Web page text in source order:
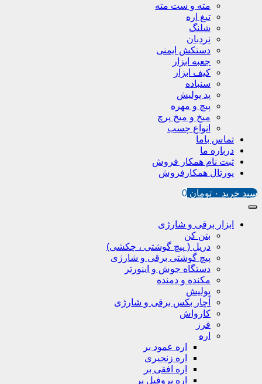
مته و ست مته
تیغ اره
شلنگ
نردبان
دستکش ایمنی
جعبه ابزار
کیف ابزار
سنباده
پد پولیش
پیچ و مهره
میخ و میخ پرچ
انواع چسب
تماس باما
درباره ما
ثبت نام همکار فروش
پورتال همکارفروش
سبد خرید ۰ تومان 0
ابزار برقی و شارژی
بتن کن
دریل ( پیچ گوشتی ، چکشی)
پیچ گوشتی برقی و شارژی
دستگاه جوش و اینورتر
مکنده و دمنده
پولیش
آچار بکس برقی و شارژی
کارواش
فرز
اره
اره عمود بر
اره زنجیری
اره افقی بر
اره پروفیل پر